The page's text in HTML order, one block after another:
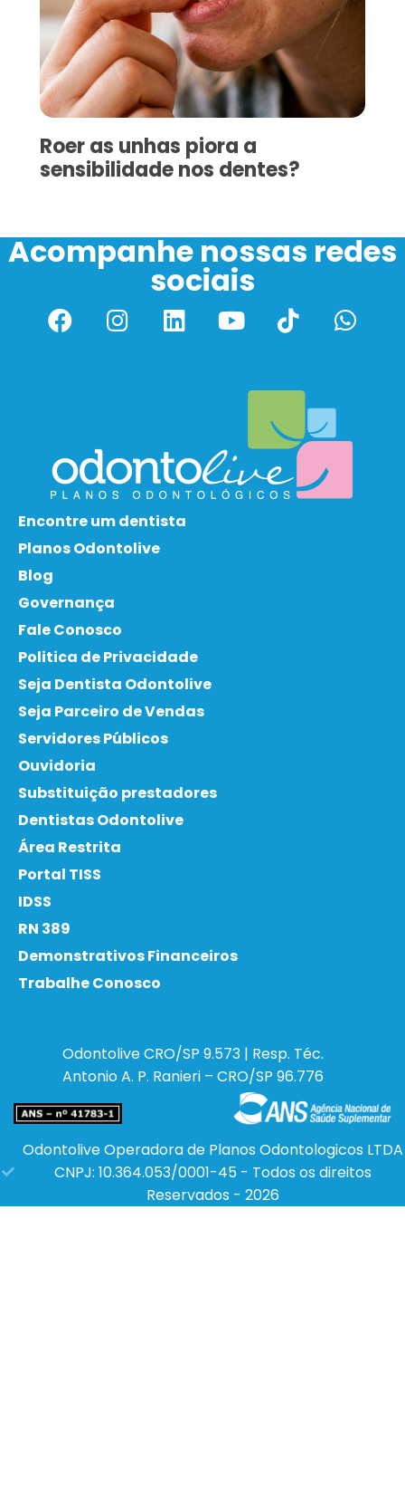
Roer as unhas piora a
sensibilidade nos dentes?
Acompanhe nossas redes
sociais
Encontre um dentista
Planos Odontolive
Blog
Governança
Fale Conosco
Politica de Privacidade
Seja Dentista Odontolive
Seja Parceiro de Vendas
Servidores Públicos
Ouvidoria
Substituição prestadores
Dentistas Odontolive
Área Restrita
Portal TISS
IDSS
RN 389
Demonstrativos Financeiros
Trabalhe Conosco
OdontoliveCRO/SP 9.573 | Resp. Téc.
Antonio A. P. Ranieri – CRO/SP 96.776
Odontolive Operadora de Planos Odontologicos LTDA
CNPJ: 10.364.053/0001-45 - Todos os direitos
Reservados - 2026